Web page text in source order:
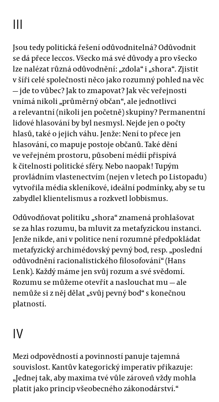
III
Jsou tedy politická řešení odůvodnitelná? Odůvodnit
se dá přece leccos. Všecko má své důvody a pro všecko
lze nalézat různá odůvodnění: „zdola“ i „shora“. Zjistit
v šíři celé společnosti něco jako rozumný pohled na věc
— jde to vůbec? Jak to zmapovat? Jak věc veřejnosti
vnímá nikoli „průměrný občan“, ale jednotlivci
a relevantní (nikoli jen početně) skupiny? Permanentní
lidové hlasování by byl nesmysl. Nejde jen o počty
hlasů, také o jejich váhu. Jenže: Není to přece jen
hlasování, co mapuje postoje občanů. Také dění
ve veřejném prostoru, působení médií přispívá
k čitelnosti politické sféry. Nebo naopak! Tupým
provládním vlastenectvím (nejen v letech po Listopadu)
vytvořila média skleníkové, ideální podmínky, aby se tu
zabydlel klientelismus a rozkvetl lobbismus.
Odůvodňovat politiku „shora“ znamená prohlašovat
se za hlas rozumu, ba mluvit za metafyzickou instanci.
Jenže nikde, ani v politice není rozumné předpokládat
metafyzický archimédovský pevný bod, resp. „poslední
odůvodnění racionalistického filosofování“ (Hans
Lenk). Každý máme jen svůj rozum a své svědomí.
Rozumu se můžeme otevřít a naslouchat mu — ale
nemůže si z něj dělat „svůj pevný bod“ s konečnou
platností.
IV
Mezi odpovědností a povinností panuje tajemná
souvislost. Kantův kategorický imperativ přikazuje:
„Jednej tak, aby maxima tvé vůle zároveň vždy mohla
platit jako princip všeobecného zákonodárství.“